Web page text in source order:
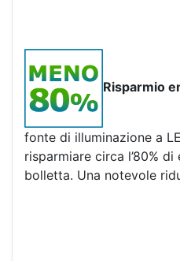
Risparmio
fonte di illuminazione a
risparmiare circa l’80%
bolletta. Una notevole